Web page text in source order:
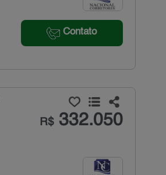
Contato
R$332.050